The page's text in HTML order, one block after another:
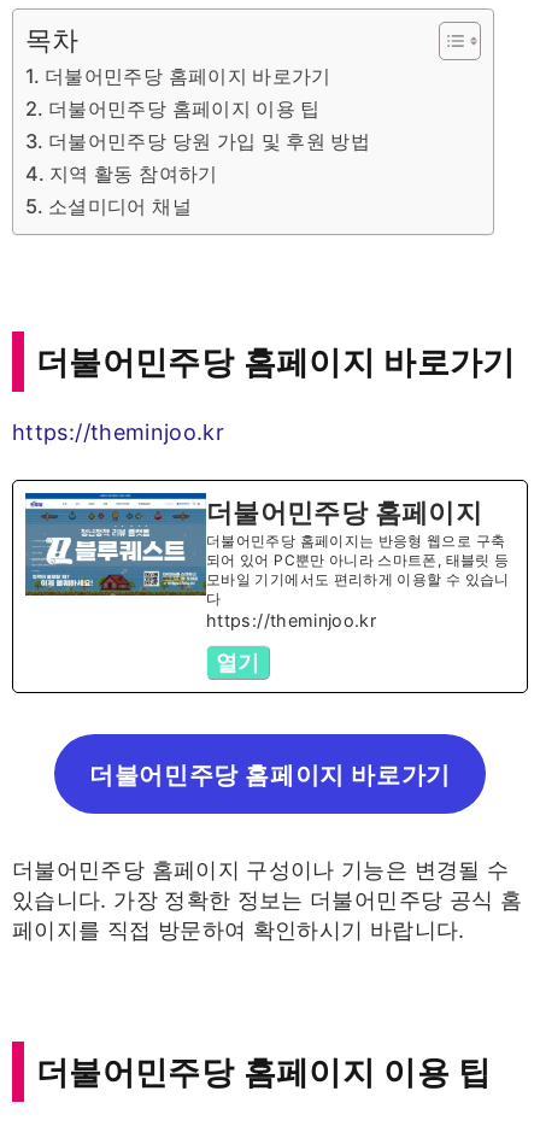
목차
더불어민주당 홈페이지 바로가기
더불어민주당 홈페이지 이용 팁
더불어민주당 당원 가입 및 후원 방법
지역 활동 참여하기
소셜미디어 채널
더불어민주당 홈페이지 바로가기
https://theminjoo.kr
더불어민주당 홈페이지
더불어민주당 홈페이지는 반응형 웹으로 구축
되어 있어 PC뿐만 아니라 스마트폰, 태블릿 등
모바일 기기에서도 편리하게 이용할 수 있습니
다
https://theminjoo.kr
열기
더불어민주당 홈페이지 바로가기
더불어민주당 홈페이지 구성이나 기능은 변경될 수
있습니다. 가장 정확한 정보는 더불어민주당 공식 홈
페이지를 직접 방문하여 확인하시기 바랍니다.
더불어민주당 홈페이지 이용 팁